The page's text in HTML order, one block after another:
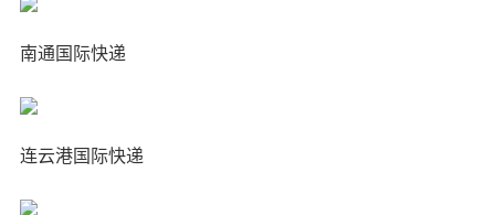
南通国际快递
连云港国际快递